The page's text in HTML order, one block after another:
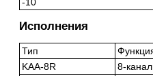
Исполнения
Тип
KAA-8R
8-